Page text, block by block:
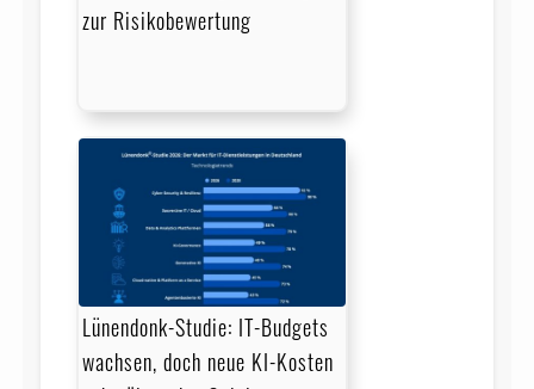
zur Risikobewertung
Lünendonk-Studie: IT-Budgets
wachsen, doch neue KI-Kosten